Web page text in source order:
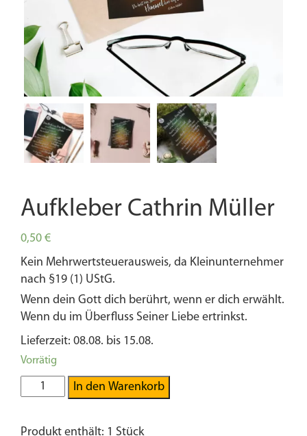
Aufkleber Cathrin Müller
0,50 €
Kein Mehrwertsteuerausweis, da Kleinunternehmer
nach §19 (1) UStG.
Wenn dein Gott dich berührt, wenn er dich erwählt.
Wenn du im Überfluss Seiner Liebe ertrinkst.
Lieferzeit: 08.08. bis 15.08.
Vorrätig
Aufkleber
Cathrin
In den Warenkorb
Produkt enthält: 1 Stück